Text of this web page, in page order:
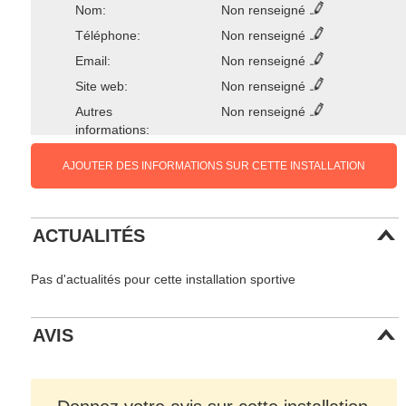
Nom:
Non renseigné
Téléphone:
Non renseigné
Email:
Non renseigné
Site web:
Non renseigné
Autres
informations:
Non renseigné
AJOUTER DES INFORMATIONS SUR CETTE INSTALLATION
ACTUALITÉS
Pas d'actualités pour cette installation sportive
AVIS